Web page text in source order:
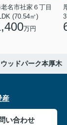
名市社家６丁目
(70.54㎡)
万円
ッドパーク本厚木
産
い合わせ